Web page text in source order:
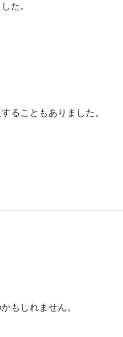
た。
ることもありました。
もしれません。